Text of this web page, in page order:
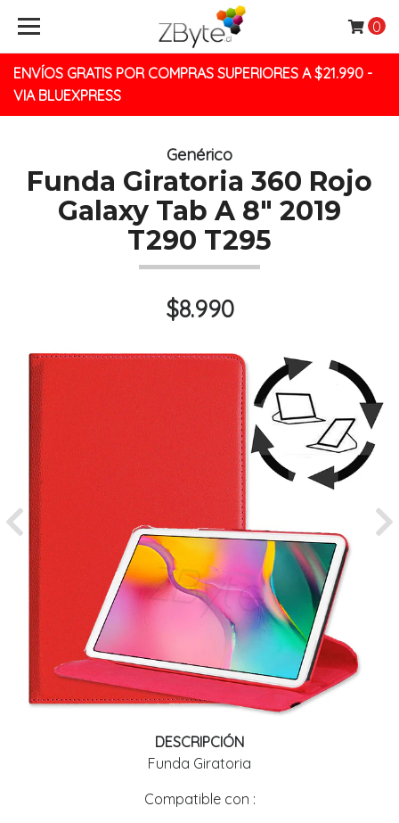
ENVÍOS GRATIS POR COMPRAS SUPERIORES A $21.990 -
VIA BLUEXPRESS
0
Genérico
Funda Giratoria 360 Rojo
Galaxy Tab A 8" 2019
T290 T295
$8.990
Previous
DESCRIPCIÓN
Funda Giratoria
Compatible con :